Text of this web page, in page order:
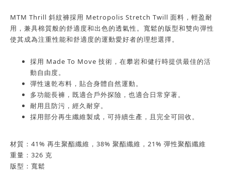
MTM Thrill 斜紋褲採用 Metropolis Stretch Twill 面料，輕盈耐
用，兼具棉質般的舒適度和出色的透氣性。寬鬆的版型和雙向彈性
使其成為注重性能和舒適度的運動愛好者的理想選擇。
採用 Made To Move 技術，在攀岩和健行時提供最佳的活
動自由度。
彈性速乾布料，貼合身體自然運動。
多功能長褲，既適合戶外探險，也適合日常穿著。
耐用且防污，經久耐穿。
採用部分再生纖維製成，可持續生產，且完全可回收。
材質：41% 再生聚酯纖維，38% 聚酯纖維，21% 彈性聚酯纖維
重量：326 克
版型：寬鬆